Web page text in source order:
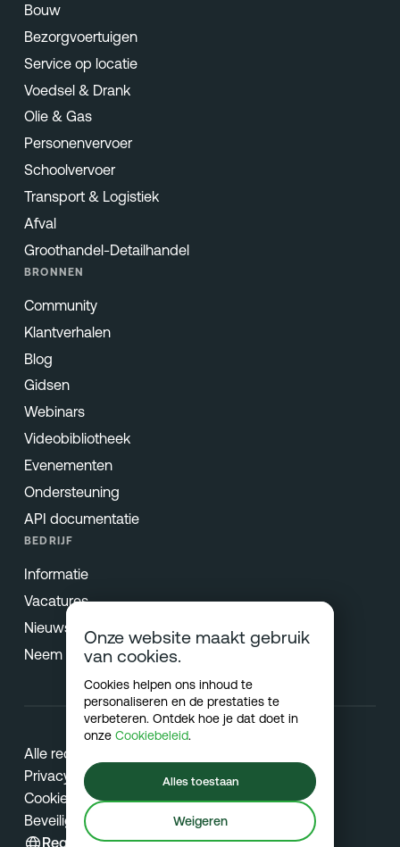
Bouw
Bezorgvoertuigen
Service op locatie
Voedsel & Drank
Olie & Gas
Personenvervoer
Schoolvervoer
Transport & Logistiek
Afval
Groothandel-Detailhandel
BRONNEN
Community
Klantverhalen
Blog
Gidsen
Webinars
Videobibliotheek
Evenementen
Ondersteuning
API documentatie
BEDRIJF
Informatie
Vacatures
Nieuws & Pers
Neem contact op
Alle rechten voorbehouden © 2026 Netradyne
Privacy
Cookies
Beveiliging
Regio
Onze website maakt gebruik
van cookies.
Cookies helpen ons inhoud te
personaliseren en de prestaties te
verbeteren. Ontdek hoe je dat doet in
onze Cookiebeleid.
Alles toestaan
Weigeren